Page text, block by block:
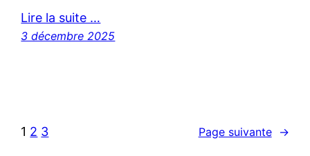
Lire la suite …
3 décembre 2025
1 2 3 Page suivante →